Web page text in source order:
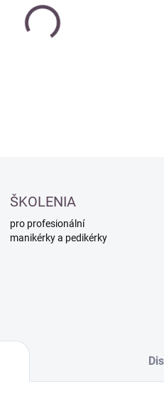
ŠKOLENIA
pro profesionální
manikérky a pedikérky